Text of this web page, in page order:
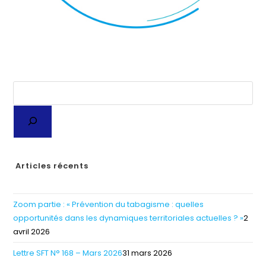
Articles récents
Zoom partie : « Prévention du tabagisme : quelles
opportunités dans les dynamiques territoriales actuelles ? »2
avril 2026
Lettre SFT N° 168 – Mars 202631 mars 2026